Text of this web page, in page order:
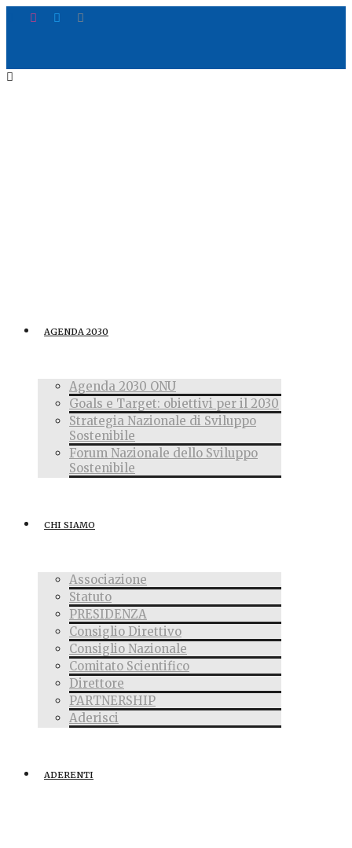
AGENDA 2030
Agenda 2030 ONU
Goals e Target: obiettivi per il 2030
Strategia Nazionale di Sviluppo
Sostenibile
Forum Nazionale dello Sviluppo
Sostenibile
CHI SIAMO
Associazione
Statuto
PRESIDENZA
Consiglio Direttivo
Consiglio Nazionale
Comitato Scientifico
Direttore
PARTNERSHIP
Aderisci
ADERENTI